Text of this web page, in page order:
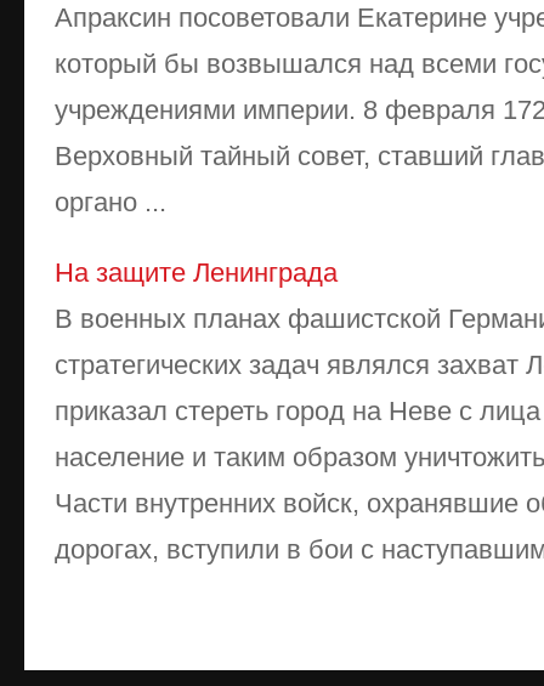
Апраксин посоветовали Екатерине
который бы возвышался над всеми
учреждениями империи. 8 февраля
Верховный тайный совет, ставший
органо ...
На защите Ленинграда
В военных планах фашистской
стратегических задач являлся захват
приказал стереть город на Неве с
население и таким образом
Части внутренних войск, охранявшие
дорогах, вступили в бои с